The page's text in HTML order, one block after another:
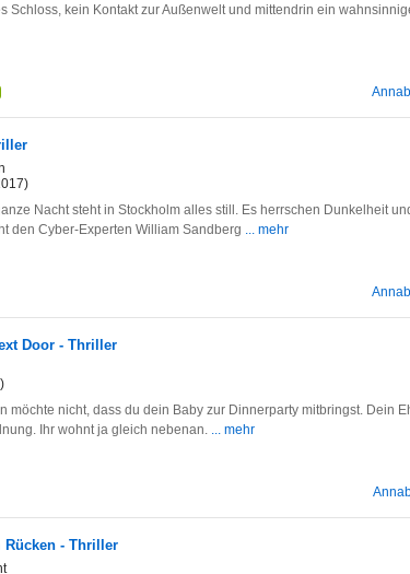
Schloss, kein Kontakt zur Außenwelt und mittendrin ein
Nacht steht in Stockholm alles still. Es herrschen Dunkelheit
den Cyber-Experten William Sandberg ... mehr
Door - Thriller
möchte nicht, dass du dein Baby zur Dinnerparty mitbringst. Dein
Ihr wohnt ja gleich nebenan. ... mehr
Rücken - Thriller